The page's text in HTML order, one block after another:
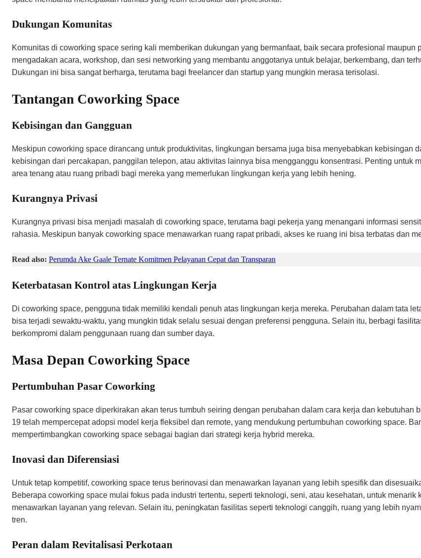
Dukungan Komunitas
Komunitas di coworking space sering kali memberikan dukungan yang bermanfaat, baik secara profesional maupun
mengadakan acara, workshop, dan sesi networking yang membantu anggotanya untuk belajar, berkembang, dan
Dukungan ini bisa sangat berharga, terutama bagi freelancer dan startup yang mungkin merasa terisolasi.
Tantangan Coworking Space
Kebisingan dan Gangguan
Meskipun coworking space dirancang untuk produktivitas, lingkungan bersama juga bisa menyebabkan kebisingan
kebisingan dari percakapan, panggilan telepon, atau aktivitas lainnya bisa mengganggu konsentrasi. Penting untuk
area tenang atau ruang pribadi bagi mereka yang memerlukan lingkungan kerja yang lebih hening.
Kurangnya Privasi
Kurangnya privasi bisa menjadi masalah di coworking space, terutama bagi pekerja yang menangani informasi
rahasia. Meskipun banyak coworking space menawarkan ruang rapat pribadi, akses ke ruang ini bisa terbatas dan
Read also: Perumda Ake Gaale Ternate Komitmen Pelayanan Cepat dan Transparan
Keterbatasan Kontrol atas Lingkungan Kerja
Di coworking space, pengguna tidak memiliki kendali penuh atas lingkungan kerja mereka. Perubahan dalam tata
bisa terjadi sewaktu-waktu, yang mungkin tidak selalu sesuai dengan preferensi pengguna. Selain itu, berbagi
berkompromi dalam penggunaan ruang dan sumber daya.
Masa Depan Coworking Space
Pertumbuhan Pasar Coworking
Pasar coworking space diperkirakan akan terus tumbuh seiring dengan perubahan dalam cara kerja dan kebutuhan
19 telah mempercepat adopsi model kerja fleksibel dan remote, yang mendukung pertumbuhan coworking space.
mempertimbangkan coworking space sebagai bagian dari strategi kerja hybrid mereka.
Inovasi dan Diferensiasi
Untuk tetap kompetitif, coworking space terus berinovasi dan menawarkan layanan yang lebih spesifik dan
Beberapa coworking space mulai fokus pada industri tertentu, seperti teknologi, seni, atau kesehatan, untuk menarik
menawarkan layanan yang relevan. Selain itu, peningkatan fasilitas seperti teknologi canggih, ruang yang lebih
tren.
Peran dalam Revitalisasi Perkotaan